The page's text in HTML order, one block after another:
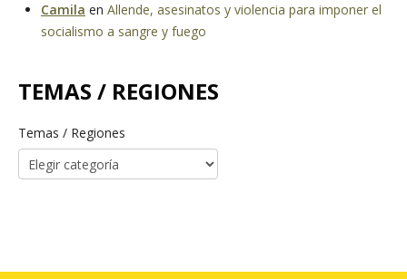
Camila en Allende, asesinatos y violencia para imponer el
socialismo a sangre y fuego
TEMAS / REGIONES
Temas / Regiones